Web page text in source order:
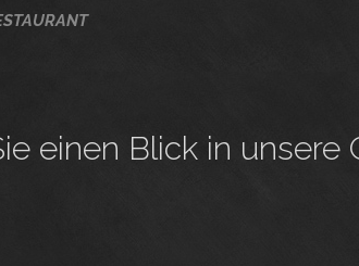
einen Blick in